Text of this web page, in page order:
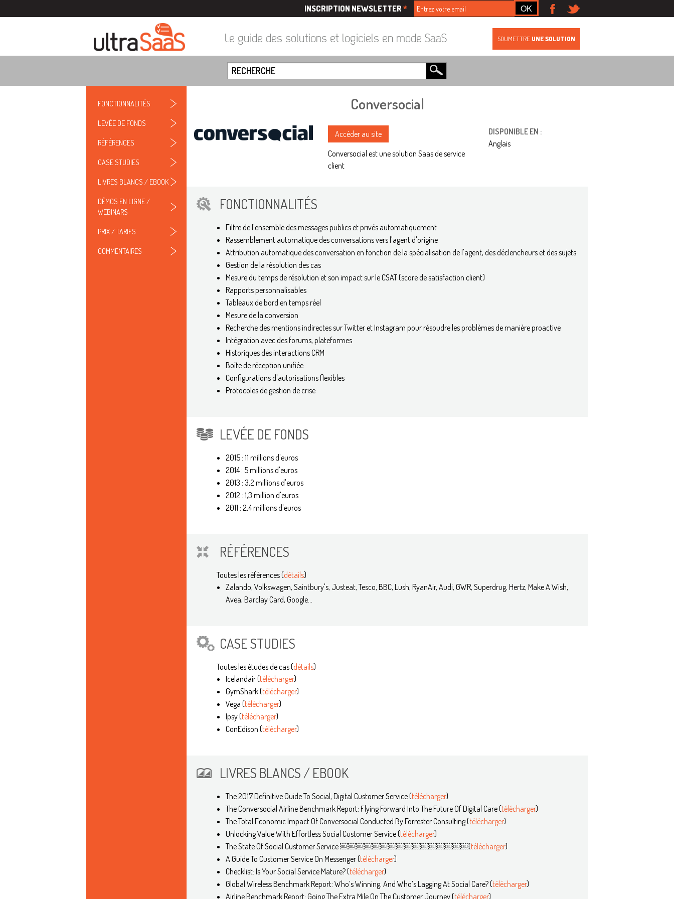
INSCRIPTION NEWSLETTER*
Le guide des solutions et logiciels en mode SaaS SOUMETTRE UNE SOLUTION
FONCTIONNALITÉS
LEVÉE DE FONDS
RÉFÉRENCES
CASE STUDIES
LIVRES BLANCS / EBOOK
DÉMOS EN LIGNE /
WEBINARS
PRIX / TARIFS
COMMENTAIRES
Conversocial
Accéder au site
Conversocial est une solution Saas de service
client
DISPONIBLE EN :
Anglais
FONCTIONNALITÉS
Filtre de l'ensemble des messages publics et privés automatiquement
Rassemblement automatique des conversations vers l'agent d'origine
Attribution automatique des conversation en fonction de la spécialisation de l'agent, des déclencheurs et des sujets
Gestion de la résolution des cas
Mesure du temps de résolution et son impact sur le CSAT (score de satisfaction client)
Rapports personnalisables
Tableaux de bord en temps réel
Mesure de la conversion
Recherche des mentions indirectes sur Twitter et Instagram pour résoudre les problèmes de manière proactive
Intégration avec des forums, plateformes
Historiques des interactions CRM
Boîte de réception unifiée
Configurations d'autorisations flexibles
Protocoles de gestion de crise
LEVÉE DE FONDS
2015 : 11 millions d'euros
2014 : 5 millions d'euros
2013 : 3,2 millions d'euros
2012 : 1,3 million d'euros
2011 : 2,4 millions d'euros
RÉFÉRENCES
Toutes les références (détails)
Zalando, Volkswagen, Saintbury's, Justeat, Tesco, BBC, Lush, RyanAir, Audi, GWR, Superdrug, Hertz, Make A Wish,
Avea, Barclay Card, Google...
CASE STUDIES
Toutes les études de cas (détails)
Icelandair (télécharger)
GymShark (télécharger)
Vega (télécharger)
Ipsy (télécharger)
ConEdison (télécharger)
LIVRES BLANCS / EBOOK
The 2017 Definitive Guide To Social, Digital Customer Service (télécharger)
​The Conversocial Airline Benchmark Report: Flying Forward Into The Future Of Digital Care​ (télécharger)
The Total Economic Impact Of Conversocial Conducted By Forrester Consulting​ (télécharger)
Unlocking Value With Effortless Social Customer Service ​(télécharger)
The State Of Social Customer Service ​￼￼￼￼￼￼￼￼￼￼￼￼￼￼￼￼(télécharger)
A Guide To Customer Service On Messenger​ (télécharger)
Checklist: Is Your Social Service Mature?​ (télécharger)
Global Wireless Benchmark Report: Who’s Winning, And Who’s Lagging At Social Care?​ (télécharger)
Airline Benchmark Report: Going The Extra Mile On The Customer Journey​ (télécharger)